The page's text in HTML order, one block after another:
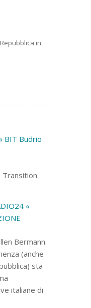
in
BIT Budrio
«
Bermann.
(anche
sta
italiane di